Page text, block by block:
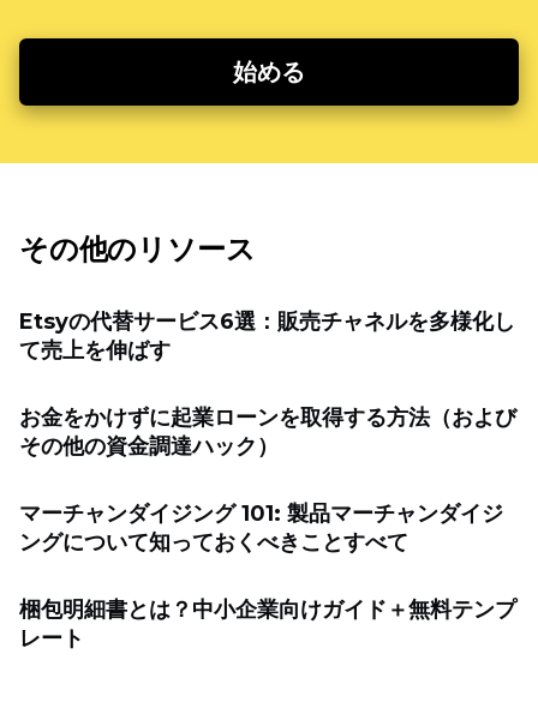
始める
その他のリソース
Etsyの代替サービス6選：販売チャネルを多様化し
て売上を伸ばす
お金をかけずに起業ローンを取得する方法（および
その他の資金調達ハック）
マーチャンダイジング 101: 製品マーチャンダイジ
ングについて知っておくべきことすべて
梱包明細書とは？中小企業向けガイド＋無料テンプ
レート